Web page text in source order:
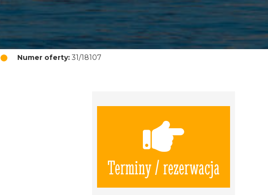
Numer oferty: 31/18107
Terminy / rezerwacja